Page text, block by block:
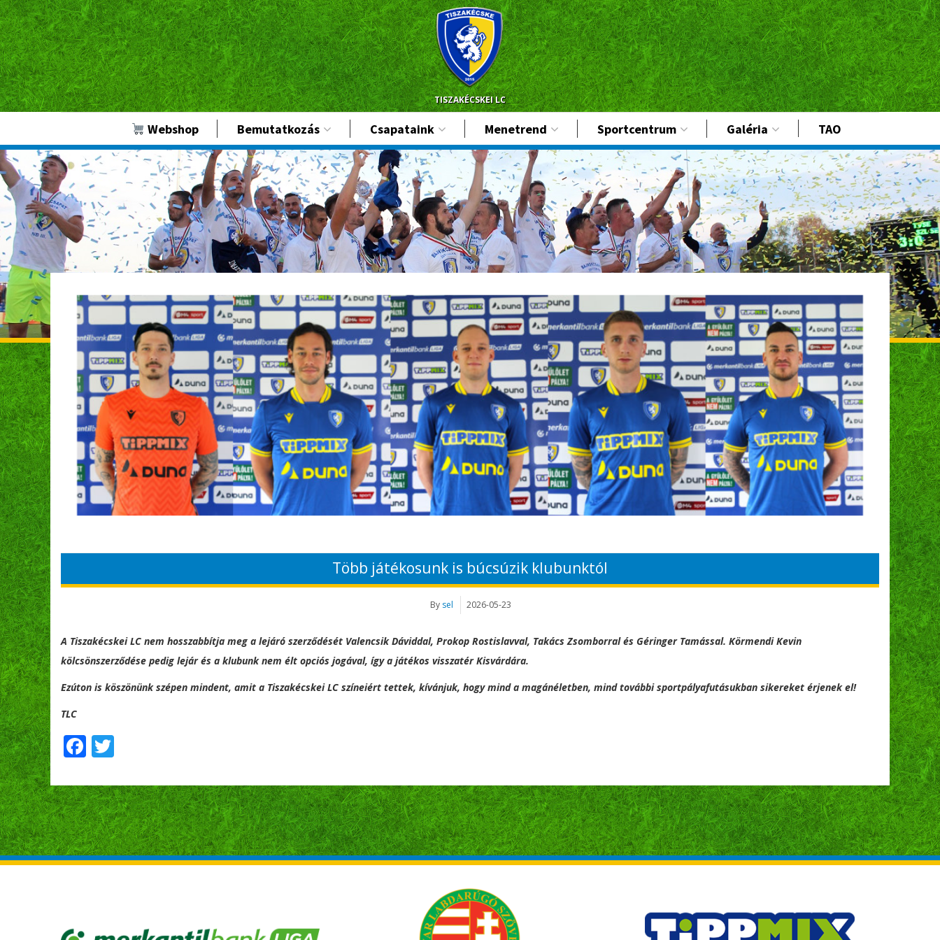
TISZAKÉCSKEI LC
Webshop Bemutatkozás Csapataink Menetrend Sportcentrum Galéria TAO
Több játékosunk is búcsúzik klubunktól
By sel 2026-05-23
A Tiszakécskei LC nem hosszabbítja meg a lejáró szerződését Valencsik Dáviddal, Prokop Rostislavval, Takács Zsomborral és Géringer Tamással. Körmendi Kevin
kölcsönszerződése pedig lejár és a klubunk nem élt opciós jogával, így a játékos visszatér Kisvárdára.
Ezúton is köszönünk szépen mindent, amit a Tiszakécskei LC színeiért tettek, kívánjuk, hogy mind a magánéletben, mind további sportpályafutásukban sikereket érjenek el!
TLC
Facebook